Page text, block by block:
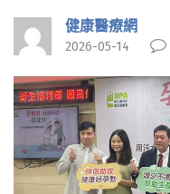
健康醫療網
2026-05-14